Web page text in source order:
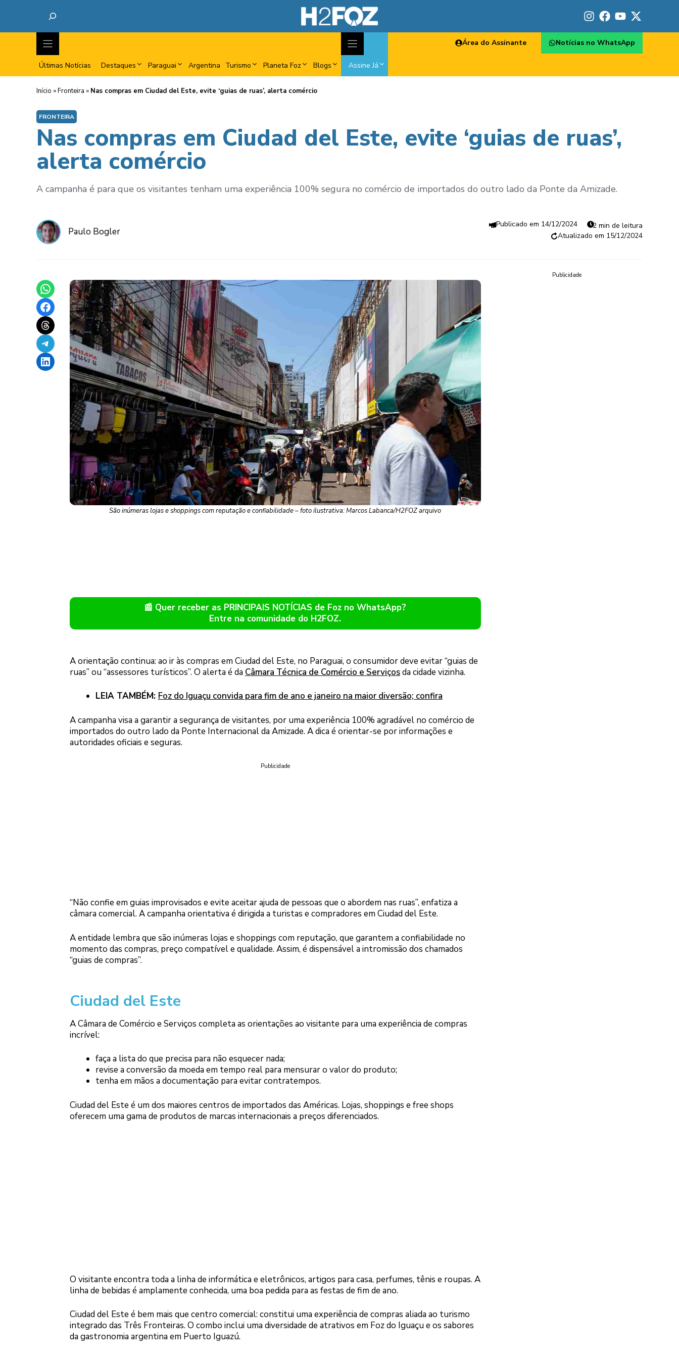
Últimas Notícias Destaques Paraguai Argentina Turismo Planeta Foz Blogs Assine Já
Área do Assinante Notícias no WhatsApp
Início »Fronteira » Nas compras em Ciudad del Este, evite ‘guias de ruas’, alerta comércio
FRONTEIRA
Nas compras em Ciudad del Este, evite ‘guias de ruas’,
alerta comércio
A campanha é para que os visitantes tenham uma experiência 100% segura no comércio de importados do outro lado da Ponte da Amizade.
Paulo Bogler
14/12/2024
2 min de leitura
15/12/2024
Share on WhatsApp
Share on Facebook
Share on Threads
Share on Telegram
Share on LinkedIn
São inúmeras lojas e shoppings com reputação e confiabilidade – foto ilustrativa: Marcos Labanca/H2FOZ arquivo
📰 Quer receber as PRINCIPAIS NOTÍCIAS de Foz no WhatsApp?
Entre na comunidade do H2FOZ.
A orientação continua: ao ir às compras em Ciudad del Este, no Paraguai, o consumidor deve evitar “guias de
ruas” ou “assessores turísticos”. O alerta é da Câmara Técnica de Comércio e Serviçosda cidade vizinha.
LEIA TAMBÉM: Foz do Iguaçu convida para fim de ano e janeiro na maior diversão; confira
A campanha visa a garantir a segurança de visitantes, por uma experiência 100% agradável no comércio de
importados do outro lado da Ponte Internacional da Amizade. A dica é orientar-se por informações e
autoridades oficiais e seguras.
Publicidade
“Não confie em guias improvisados e evite aceitar ajuda de pessoas que o abordem nas ruas”, enfatiza a
câmara comercial. A campanha orientativa é dirigida a turistas e compradores em Ciudad del Este.
A entidade lembra que são inúmeras lojas e shoppings com reputação, que garantem a confiabilidade no
momento das compras, preço compatível e qualidade. Assim, é dispensável a intromissão dos chamados
“guias de compras”.
Ciudad del Este
A Câmara de Comércio e Serviços completa as orientações ao visitante para uma experiência de compras
incrível:
faça a lista do que precisa para não esquecer nada;
revise a conversão da moeda em tempo real para mensurar o valor do produto;
tenha em mãos a documentação para evitar contratempos.
Ciudad del Este é um dos maiores centros de importados das Américas. Lojas, shoppings e free shops
oferecem uma gama de produtos de marcas internacionais a preços diferenciados.
O visitante encontra toda a linha de informática e eletrônicos, artigos para casa, perfumes, tênis e roupas. A
linha de bebidas é amplamente conhecida, uma boa pedida para as festas de fim de ano.
Ciudad del Este é bem mais que centro comercial: constitui uma experiência de compras aliada ao turismo
integrado das Três Fronteiras. O combo inclui uma diversidade de atrativos em Foz do Iguaçu e os sabores
da gastronomia argentina em Puerto Iguazú.
Publicidade